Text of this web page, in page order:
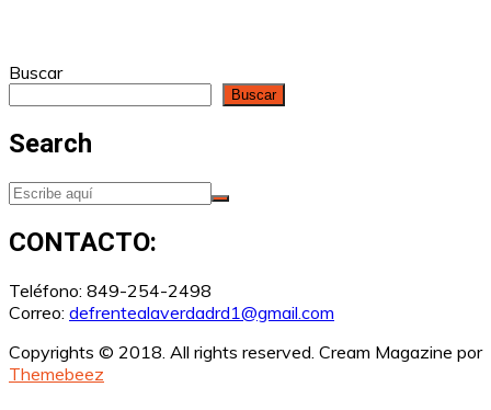
Buscar
Buscar
Search
CONTACTO:
Teléfono: 849-254-2498
Correo: defrentealaverdadrd1@gmail.com
Copyrights © 2018. All rights reserved. Cream Magazine por
Themebeez